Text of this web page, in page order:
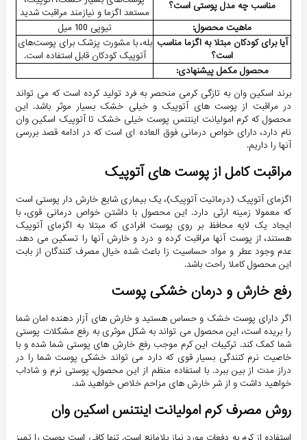
مناسب چه مدل پوستی است؟
مستعد اگزما و نیازمند مراقبت شدید
ماهیت محصول:
تیوپی 100 میل
آیا برای کودکان مبتلا به اگزما مناسب
است؟
بله، با مشورت پزشک برای پوست‌های
آتوپیک کودکان قابل استفاده است.
محصول مکمل پیشنهادی:
برند اسکین وان به تازگی کرمی منحصر به فرد تولید کرده است که می تواند
در مراقبت از پوست های آتوپیک و خیلی خشک بسیار موثر باشد. این
محصول که کرم امولیانت اینتنس پوست خیلی خشک تا آتوپیک اسکین وان
نام دارد، دارای خواص درمانی فوق العاده ای است که در ادامه قصد بررسی
آنها را داریم.
مراقبت کامل از پوست های آتوپیک
اگزمای آتوپیک (درماتیت آتوپیک)، یک بیماری شایع خارش دار پوستی است
که معمولا زمینه ارثی دارد. این محصول با داشتن خواص درمانی قوی، با
ایجاد یک لایه محافظ بر روی پوست افرادی که مبتلا به اگزمای آتوپیک
هستند، از پوست آنها مراقبت کرده و درد و خارش آنها را تسکین می دهد.
عدم وجود عطر و مواد حساسیت زا باعث شده خیال مصرف کنندگان از بابت
این محصول کاملا راحت باشد.
رفع خارش و درمان خشکی پوست
اگر دارای پوست خشک و حساس هستید و خارش های آزار دهنده امان شما
را بریده است، این محصول می تواند به شکل موثری به رفع مشکلات پوستی
شما کمک کند. ترکیبات این کرم موجب رفع خارش های پوستی شما شده و با
خاصیت نرم کنندگی بسیار قوی که دارد می تواند خشکی پوست شما را در
دراز مدت از بین ببرد. با استفاده منظم از این محصول، پوستی نرم و شاداب
خواهید داشت و از شر خارش های مزاحم خلاص خواهید شد.
روش مصرف کرم امولیانت اینتنس اسکین وان